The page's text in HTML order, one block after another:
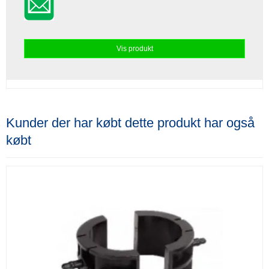
Vis produkt
Kunder der har købt dette produkt har også
købt